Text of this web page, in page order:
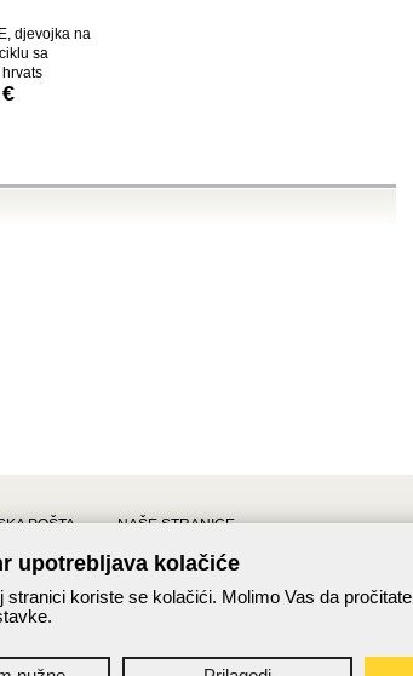
djevojka na
sa
POŠTA
karta
pošiljaka
NAŠE STRANICE
Stranice Hrvatske pošte
Paket24
upotrebljava kolačiće
stranici koriste se kolačići. Molimo Vas da pročitate